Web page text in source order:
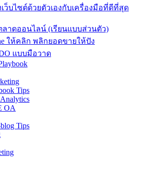
ว็บไซต์ด้วยตัวเองกับเครื่องมือที่ดีที่สุด
ลาดออนไลน์ (เรียนแบบส่วนตัว)
ให้คลิก พลิกยอดขายให้ปัง
แบบมือวาด
Tips
OA
Tips